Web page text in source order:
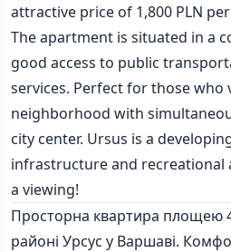
attractive price of 1,800 PLN
The apartment is situated in a
good access to public
services. Perfect for those who
neighborhood with
city center. Ursus is a
infrastructure and recreational
a viewing!
Просторна квартира площею
районі Урсус у Варшаві.